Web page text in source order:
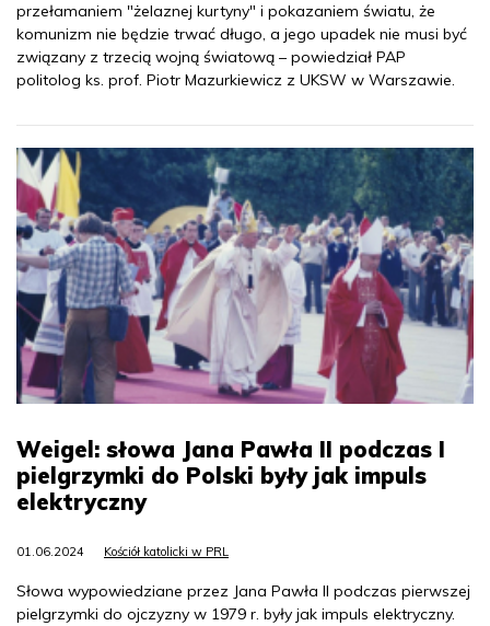
przełamaniem "żelaznej kurtyny" i pokazaniem światu, że
komunizm nie będzie trwać długo, a jego upadek nie musi być
związany z trzecią wojną światową – powiedział PAP
politolog ks. prof. Piotr Mazurkiewicz z UKSW w Warszawie.
Weigel: słowa Jana Pawła II podczas I
pielgrzymki do Polski były jak impuls
elektryczny
01.06.2024 Kościół katolicki w PRL
Słowa wypowiedziane przez Jana Pawła II podczas pierwszej
pielgrzymki do ojczyzny w 1979 r. były jak impuls elektryczny.